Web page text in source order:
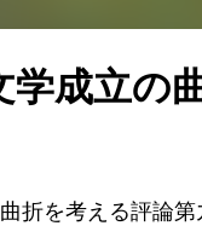
学成立の
折を考える評論第